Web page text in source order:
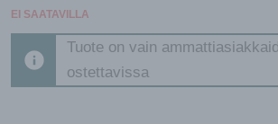
EI SAATAVILLA
Tuote on vain
ostettavissa